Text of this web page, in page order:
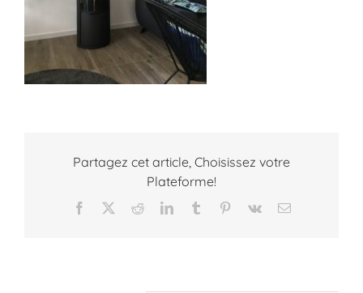
Partagez cet article, Choisissez votre
Plateforme!
Facebook RedditLinkedInTumblr Pinterest
Vk Email